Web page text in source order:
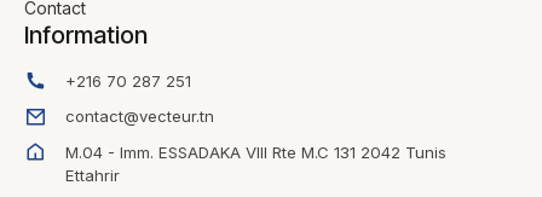
Contact
Information
+216 70 287 251
contact@vecteur.tn
M.04 - Imm. ESSADAKA VIII Rte M.C 131 2042 Tunis
Ettahrir